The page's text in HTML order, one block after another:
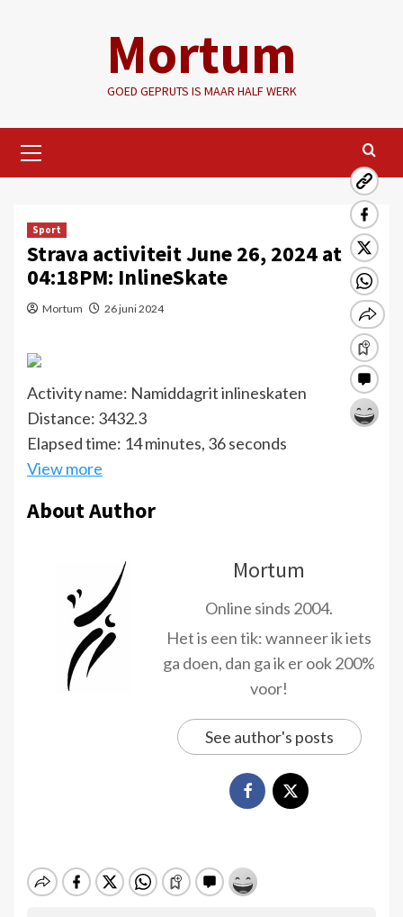
Mortum
GOED GEPRUTS IS MAAR HALF WERK
menu
Sport
Strava activiteit June 26, 2024 at
04:18PM: InlineSkate
Mortum 26 juni 2024
Activity name: Namiddagrit inlineskaten
Distance: 3432.3
Elapsed time: 14 minutes, 36 seconds
View more
About Author
Mortum
Online sinds 2004.
Het is een tik: wanneer ik iets
ga doen, dan ga ik er ook 200%
voor!
See author's posts